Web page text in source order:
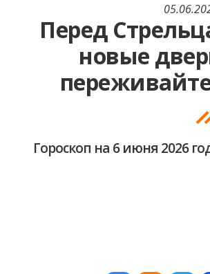
Перед
новые
Гороскоп на 6 июня 2026